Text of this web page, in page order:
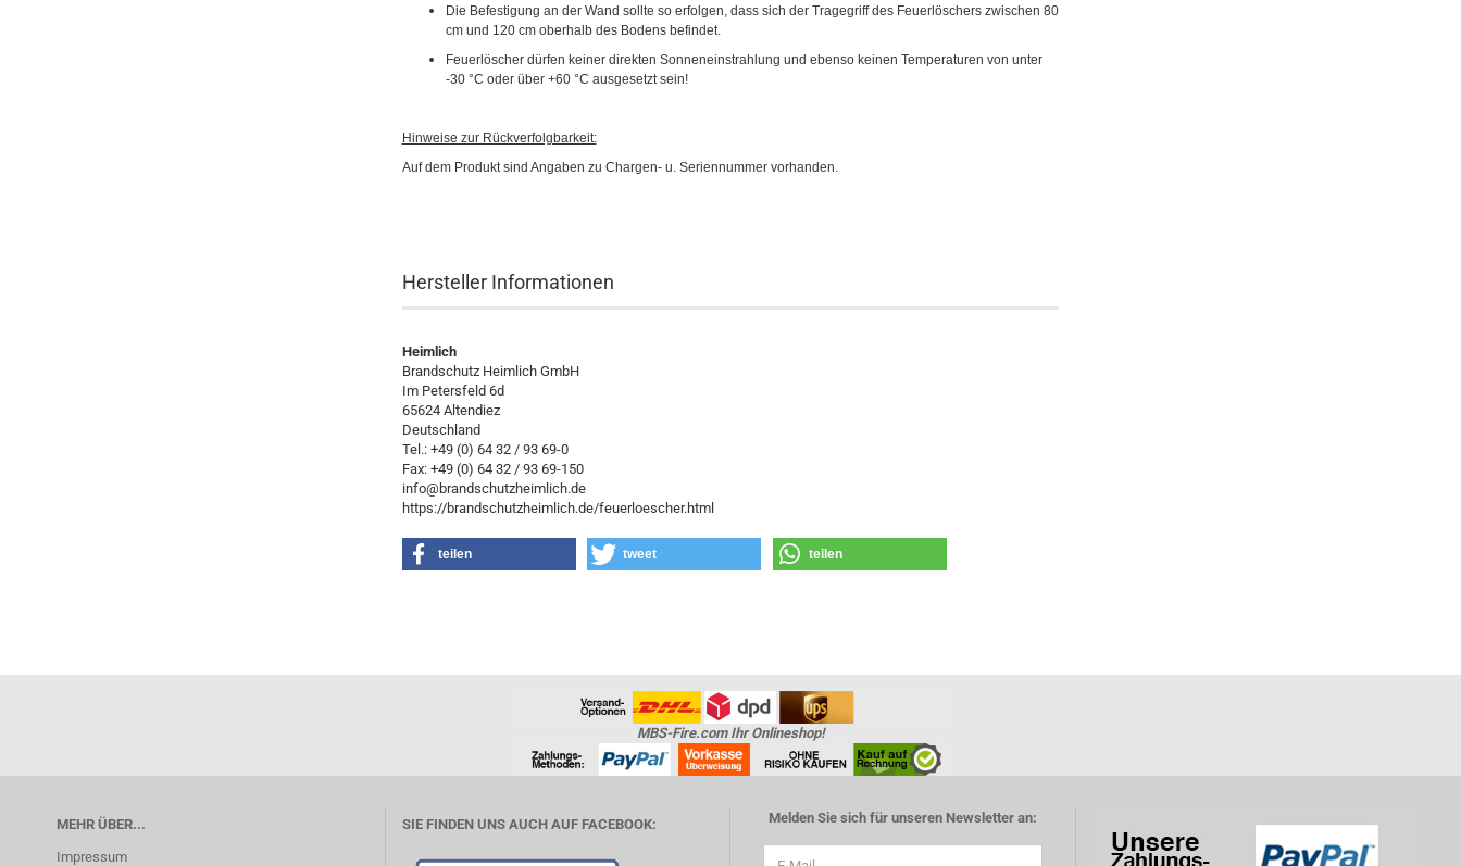
Die Befestigung an der Wand sollte so erfolgen, dass sich der Tragegriff des Feuerlöschers zwischen 80
cm und 120 cm oberhalb des Bodens befindet.
Feuerlöscher dürfen keiner direkten Sonneneinstrahlung und ebenso keinen Temperaturen von unter
-30 °C oder über +60 °C ausgesetzt sein!
Hinweise zur Rückverfolgbarkeit:
Auf dem Produkt sind Angaben zu Chargen- u. Seriennummer vorhanden.
Hersteller Informationen
Heimlich
Brandschutz Heimlich GmbH
Im Petersfeld 6d
65624 Altendiez
Deutschland
Tel.: +49 (0) 64 32 / 93 69-0
Fax: +49 (0) 64 32 / 93 69-150
info@brandschutzheimlich.de
https://brandschutzheimlich.de/feuerloescher.html
teilen tweet teilen
MBS-Fire.com Ihr Onlineshop!
MEHR ÜBER...
Impressum
SIE FINDEN UNS AUCH AUF FACEBOOK: Melden Sie sich für unseren Newsletter an: